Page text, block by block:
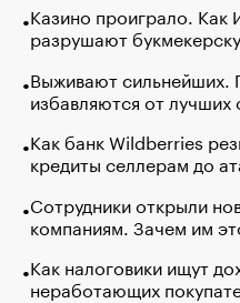
Казино проиграло. Как
разрушают
Выживают сильнейших.
избавляются от лучших
Как банк Wildberries
кредиты селлерам до
Сотрудники открыли
компаниям. Зачем им
Как налоговики ищут
неработающих